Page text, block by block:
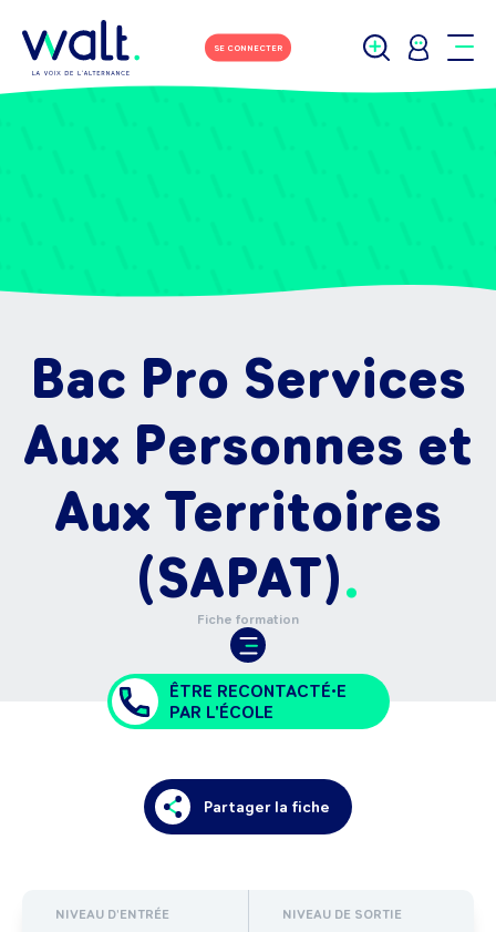
SE CONNECTER
Bac Pro Services
Aux Personnes et
Aux Territoires
(SAPAT)
Fiche formation
ÊTRE RECONTACTÉ•E
PAR L'ÉCOLE
Partager la fiche
NIVEAU D'ENTRÉE NIVEAU DE SORTIE